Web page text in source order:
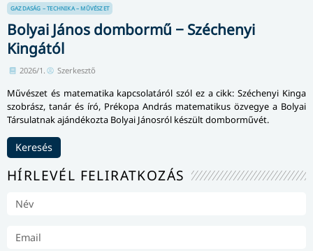
GAZDASÁG – TECHNIKA – MŰVÉSZET
Bolyai János dombormű − Széchenyi
Kingától
2026/1. Szerkesztő
Művészet és matematika kapcsolatáról szól ez a cikk: Széchenyi Kinga
szobrász, tanár és író, Prékopa András matematikus özvegye a Bolyai
Társulatnak ajándékozta Bolyai Jánosról készült domborművét.
Keresés
HÍRLEVÉL FELIRATKOZÁS